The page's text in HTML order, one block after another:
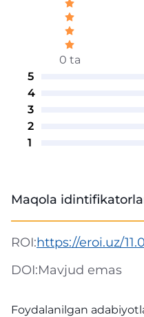
0 ta
5
4
3
2
1
Maqola
ROI:https://eroi.uz/
DOI:Mavjud emas
Foydalanilgan